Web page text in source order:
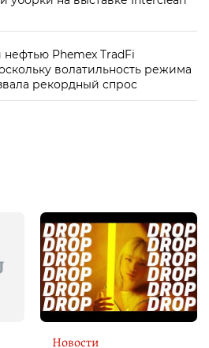
Phemex TradFi
волатильность режима
рекордный спрос
Новости